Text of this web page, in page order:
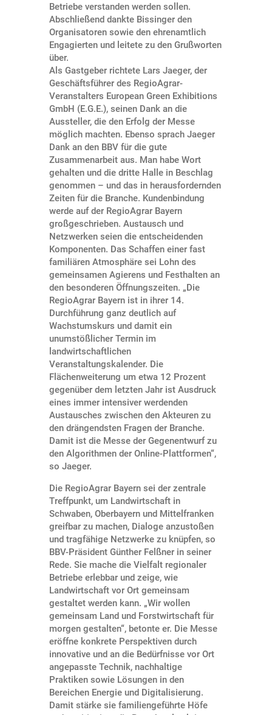
Betriebe verstanden werden sollen.
Abschließend dankte Bissinger den
Organisatoren sowie den ehrenamtlich
Engagierten und leitete zu den Grußworten
über.
Als Gastgeber richtete Lars Jaeger, der
Geschäftsführer des RegioAgrar-
Veranstalters European Green Exhibitions
GmbH (E.G.E.), seinen Dank an die
Aussteller, die den Erfolg der Messe
möglich machten. Ebenso sprach Jaeger
Dank an den BBV für die gute
Zusammenarbeit aus. Man habe Wort
gehalten und die dritte Halle in Beschlag
genommen – und das in herausfordernden
Zeiten für die Branche. Kundenbindung
werde auf der RegioAgrar Bayern
großgeschrieben. Austausch und
Netzwerken seien die entscheidenden
Komponenten. Das Schaffen einer fast
familiären Atmosphäre sei Lohn des
gemeinsamen Agierens und Festhalten an
den besonderen Öffnungszeiten. „Die
RegioAgrar Bayern ist in ihrer 14.
Durchführung ganz deutlich auf
Wachstumskurs und damit ein
unumstößlicher Termin im
landwirtschaftlichen
Veranstaltungskalender. Die
Flächenweiterung um etwa 12 Prozent
gegenüber dem letzten Jahr ist Ausdruck
eines immer intensiver werdenden
Austausches zwischen den Akteuren zu
den drängendsten Fragen der Branche.
Damit ist die Messe der Gegenentwurf zu
den Algorithmen der Online-Plattformen“,
so Jaeger.
Die RegioAgrar Bayern sei der zentrale
Treffpunkt, um Landwirtschaft in
Schwaben, Oberbayern und Mittelfranken
greifbar zu machen, Dialoge anzustoßen
und tragfähige Netzwerke zu knüpfen, so
BBV-Präsident Günther Felßner in seiner
Rede. Sie mache die Vielfalt regionaler
Betriebe erlebbar und zeige, wie
Landwirtschaft vor Ort gemeinsam
gestaltet werden kann. „Wir wollen
gemeinsam Land und Forstwirtschaft für
morgen gestalten“, betonte er. Die Messe
eröffne konkrete Perspektiven durch
innovative und an die Bedürfnisse vor Ort
angepasste Technik, nachhaltige
Praktiken sowie Lösungen in den
Bereichen Energie und Digitalisierung.
Damit stärke sie familiengeführte Höfe